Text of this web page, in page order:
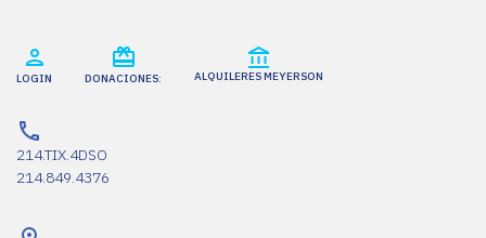
LOGIN DONACIONES: ALQUILERES MEYERSON
214.TIX.4DSO
214.849.4376